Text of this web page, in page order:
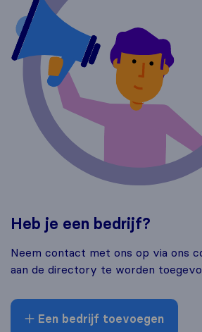
Heb je een bedrijf?
Neem contact met ons op via ons
aan de directory te worden
Een bedrijf toevoegen